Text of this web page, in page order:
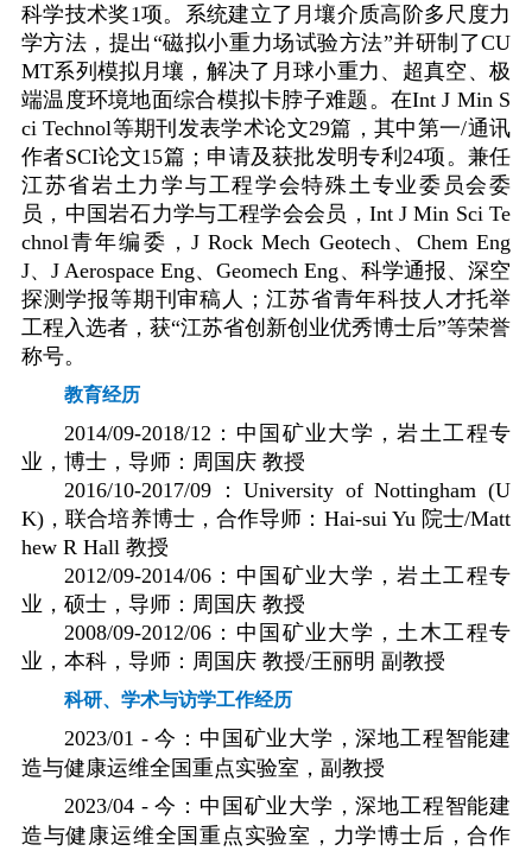
科学技术奖1项。系统建立了月壤介质高阶多尺度力
学方法，提出“磁拟小重力场试验方法”并研制了CU
MT系列模拟月壤，解决了月球小重力、超真空、极
端温度环境地面综合模拟卡脖子难题。在Int J Min S
ci Technol等期刊发表学术论文29篇，其中第一/通讯
作者SCI论文15篇；申请及获批发明专利 24项。兼任
江苏省岩土力学与工程学会特殊土专业委员会委
员，中国岩石力学与工程学会会员， Int J Min Sci Te
chnol青年编委， J Rock Mech Geotech、 Chem Eng
J、J Aerospace Eng、Geomech Eng 、科学通报、深空
探测学报等期刊审稿人；江苏省青年科技人才托举
工程入选者，获“江苏省创新创业优秀博士后”等荣誉
称号。
教育经历
2014/09-2018/12 ：中国矿业大学，岩土工程专
业，博士，导师：周国庆 教授
2016/10-2017/09：University of Nottingham (U
K)，联合培养博士，合作导师： Hai-sui Yu 院士/Matt
hew R Hall 教授
2012/09-2014/06：中国矿业大学，岩土工程专
业，硕士，导师：周国庆 教授
2008/09-2012/06：中国矿业大学，土木工程专
业，本科，导师：周国庆 教授/王丽明 副教授
科研、学术与访学工作经历
2023/01 -今：中国矿业大学，深地工程智能建
造与健康运维全国重点实验室，副教授
2023/04 -今：中国矿业大学，深地工程智能建
造与健康运维全国重点实验室，力学博士后，合作